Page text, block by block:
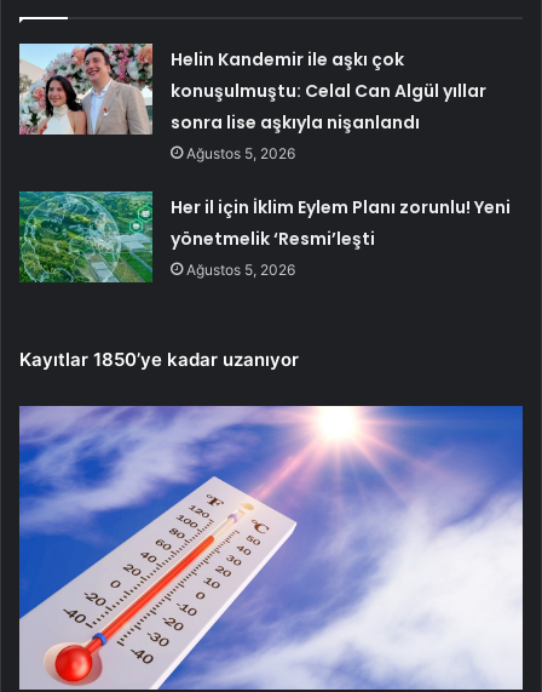
Helin Kandemir ile aşkı çok
konuşulmuştu: Celal Can Algül yıllar
sonra lise aşkıyla nişanlandı
Ağustos 5, 2026
Her il için İklim Eylem Planı zorunlu! Yeni
yönetmelik ‘Resmi’leşti
Ağustos 5, 2026
Kayıtlar 1850’ye kadar uzanıyor